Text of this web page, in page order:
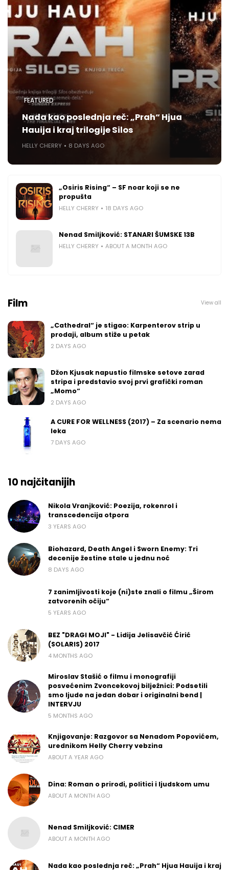
FEATURED
Nada kao poslednja reč: „Prah“ Hjua
Hauija i kraj trilogije Silos
HELLY CHERRY 8 DAYS AGO
„Osiris Rising“ – SF noar koji se ne
propušta
HELLY CHERRY 18 DAYS AGO
Nenad Smiljković: STANARI ŠUMSKE 13B
HELLY CHERRY ABOUT A MONTH AGO
Film View all
„Cathedral“ je stigao: Karpenterov strip u
prodaji, album stiže u petak
2 DAYS AGO
Džon Kjusak napustio filmske setove zarad
stripa i predstavio svoj prvi grafički roman
„Momo“
2 DAYS AGO
A CURE FOR WELLNESS (2017) – Za scenario nema
leka
7 DAYS AGO
10 najčitanijih
Nikola Vranjković: Poezija, rokenrol i
transcedencija otpora
3 YEARS AGO
Biohazard, Death Angel i Sworn Enemy: Tri
decenije žestine stale u jednu noć
8 DAYS AGO
7 zanimljivosti koje (ni)ste znali o filmu „Širom
zatvorenih očiju“
5 YEARS AGO
BEZ "DRAGI MOJI" - Lidija Jelisavčić Ćirić
(SOLARIS) 2017
4 MONTHS AGO
Miroslav Stašić o filmu i monografiji
posvećenim Zvoncekovoj bilježnici: Podsetili
smo ljude na jedan dobar i originalni bend |
INTERVJU
5 MONTHS AGO
Knjigovanje: Razgovor sa Nenadom Popovićem,
urednikom Helly Cherry vebzina
ABOUT A YEAR AGO
Dina: Roman o prirodi, politici i ljudskom umu
ABOUT A MONTH AGO
Nenad Smiljković: CIMER
ABOUT A MONTH AGO
Nada kao poslednja reč: „Prah“ Hjua Hauija i kraj